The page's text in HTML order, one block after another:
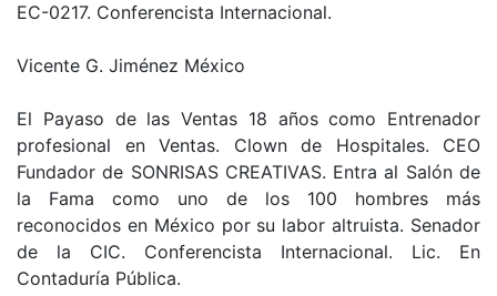
EC-0217. Conferencista Internacional.
Vicente G. Jiménez México
El Payaso de las Ventas 18 años como Entrenador
profesional en Ventas. Clown de Hospitales. CEO
Fundador de SONRISAS CREATIVAS. Entra al Salón de
la Fama como uno de los 100 hombres más
reconocidos en México por su labor altruista. Senador
de la CIC. Conferencista Internacional. Lic. En
Contaduría Pública.